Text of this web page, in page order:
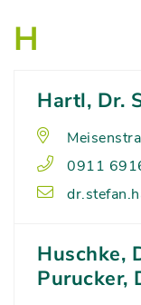
H
Hartl, Dr.
0911
Huschke,
Purucker,